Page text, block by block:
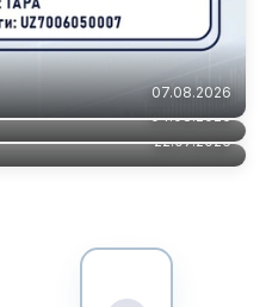
07.08.2026
04.08.2026
22.07.2026